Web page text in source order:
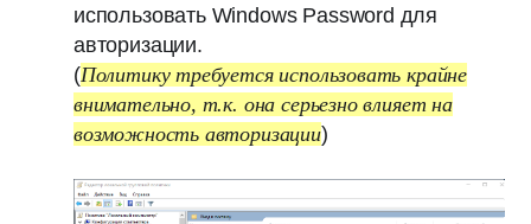
использовать Windows Password для
авторизации.
(Политику требуется использовать крайне
внимательно, т.к. она серьезно влияет на
возможность авторизации)